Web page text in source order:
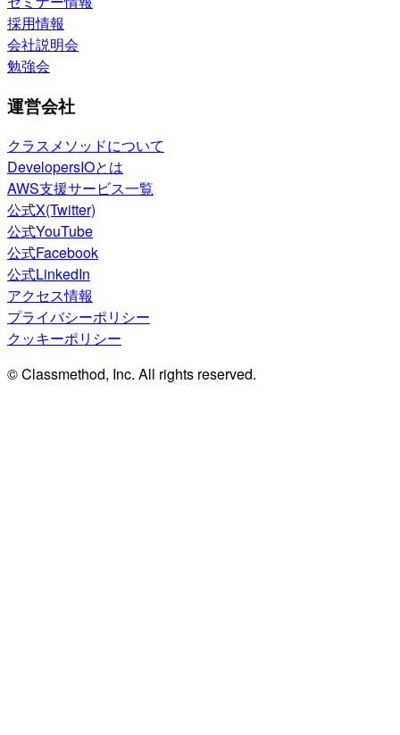
採用情報
会社説明会
勉強会
運営会社
クラスメソッドについて
DevelopersIOとは
AWS支援サービス一覧
公式X(Twitter)
公式YouTube
公式Facebook
公式LinkedIn
アクセス情報
プライバシーポリシー
クッキーポリシー
© Classmethod, Inc. All rights reserved.